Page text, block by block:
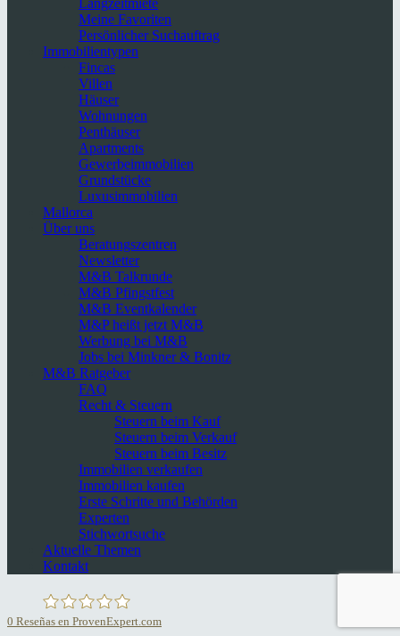
Langzeitmiete
Meine Favoriten
Persönlicher Suchauftrag
Immobilientypen
Fincas
Villen
Häuser
Wohnungen
Penthäuser
Apartments
Gewerbeimmobilien
Grundstücke
Luxusimmobilien
Mallorca
Über uns
Beratungszentren
Newsletter
M&B Talkrunde
M&B Pfingstfest
M&B Eventkalender
M&P heißt jetzt M&B
Werbung bei M&B
Jobs bei Minkner & Bonitz
M&B Ratgeber
FAQ
Recht & Steuern
Steuern beim Kauf
Steuern beim Verkauf
Steuern beim Besitz
Immobilien verkaufen
Immobilien kaufen
Erste Schritte und Behörden
Experten
Stichwortsuche
Aktuelle Themen
Kontakt
0 Reseñas en ProvenExpert.com